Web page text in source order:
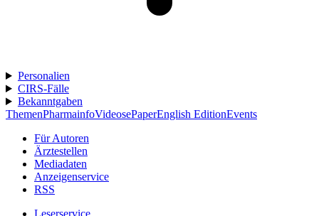
Personalien
CIRS-Fälle
Bekanntgaben
ThemenPharmainfoVideosePaperEnglish EditionEvents
Für Autoren
Ärztestellen
Mediadaten
Anzeigenservice
RSS
Leserservice